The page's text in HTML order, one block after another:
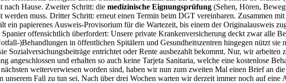
Hause. Zweiter Schritt: die medizinische Eignungsprüfung (Sehen, Hören,
werden muss. Dritter Schritt: erneut einen Termin beim DGT vereinbaren. Zusammen
ein papierenes Ausweis-Provisorium für die Wartezeit, bis einem der Originalausweis
Spanier offensichtlich überfordert: Unsere private Krankenversicherung deckt zwar alle
)Behandlungen in öffentlichen Spitälern und Gesundheitszentren hingegen nützt sie
Sozialversichungsbeiträge entrichtet oder Rente ausbezahlt bekommt. Nur, wir
angeschlossen und erhalten so auch keine Tarjeta Sanitaria, welche eine kostenlose
weiterverwiesen worden sind, haben wir nun zum zweiten Mal einen Brief an
unserem Fall zu tun sei. Nach über drei Wochen warten wir derzeit immer noch auf